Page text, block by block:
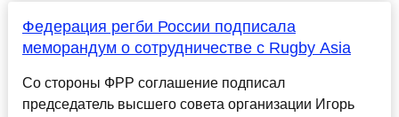
Федерация регби России подписала
меморандум о сотрудничестве с Rugby Asia
Со стороны ФРР соглашение подписал
председатель высшего совета организации Игорь